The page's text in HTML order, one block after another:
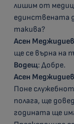
лишим от
единствената
такива?
Асен Меджидиев
ще се върна на
Водещ: Добре.
Асен Меджидиев
Поне
полага, ще
годината ще